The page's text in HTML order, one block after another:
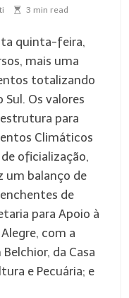
3 min read
quinta-feira,
mais uma
totalizando
Sul. Os valores
para
Climáticos
oficialização,
um balanço de
de
para Apoio à
com a
da Casa
e Pecuária; e